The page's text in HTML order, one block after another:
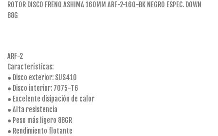
ROTOR DISCO FRENO ASHIMA 160MM ARF-2-160-BK NEGRO ESPEC. DOWN
88G
ARF-2
Características:
● Disco exterior: SUS410
● Disco interior: 7075-T6
● Excelente disipación de calor
● Alta resistencia
● Peso más ligero 88GR
● Rendimiento flotante